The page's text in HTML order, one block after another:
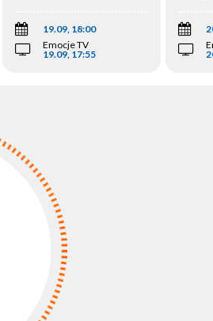
19.09, 18:00
Emocje TV
19.09, 17:55